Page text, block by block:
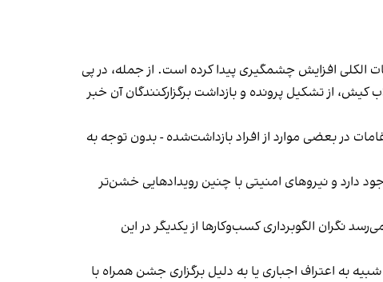
افزایش چشمگیری پیدا کرده است. از جمله، در پی
از تشکیل پرونده و بازداشت برگزارکنندگان آن خبر
در بعضی موارد از افراد بازداشت‌‌شده - بدون توجه به
و نیروهای امنیتی با چنین رویدادهایی خشن‌تر
الگوبرداری کسب‌وکارها از یکدیگر در این
به اعتراف اجباری یا به دلیل برگزاری جشن همراه با